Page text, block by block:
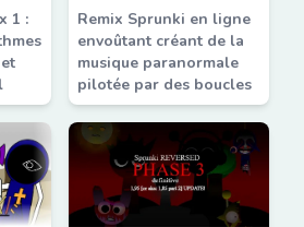
1 :
Remix Sprunki en ligne
envoûtant créant de la
musique paranormale
pilotée par des boucles